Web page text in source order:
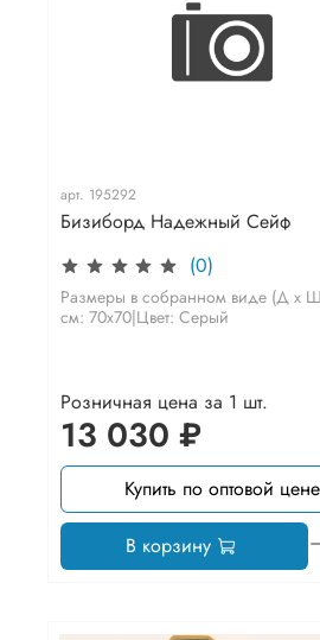
арт. 195292
Бизиборд Надежный Сейф
(0)
Размеры в собранном виде (Д х
см: 70х70|Цвет: Серый
Розничная цена за 1 шт.
13 030 ₽
Купить по оптовой цене
В корзину